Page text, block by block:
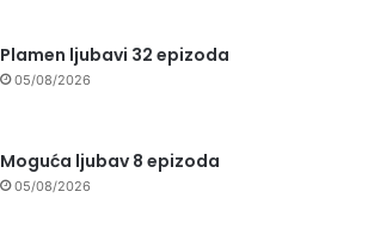
Plamen ljubavi 32 epizoda
05/08/2026
Moguća ljubav 8 epizoda
05/08/2026